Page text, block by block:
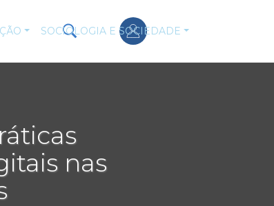
SOCIOLOGIA E SOCIEDADE
nas